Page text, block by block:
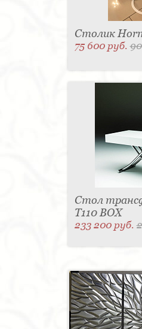
Столик
75 600 руб.
Стол
T110 BOX
233 200 руб.